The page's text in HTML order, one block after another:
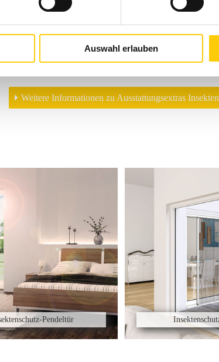
Auswahl erlauben
Insektenschutz- Drehtür dichtet der Magnetverschluss
Weitere Informationen zu Ausstattungsextras
Pendeltür